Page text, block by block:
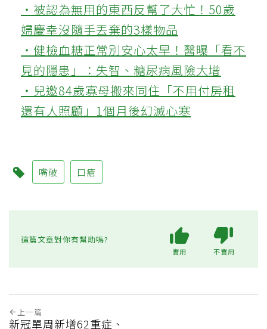
‧被認為無用的東西反幫了大忙！50歲
婦慶幸沒隨手丟棄的3樣物品
‧健檢血糖正常別安心太早！醫曝「看不
見的隱患」：失智、糖尿病風險大增
‧兒邀84歲寡母搬來同住「不用付房租
還有人照顧」1個月後幻滅心寒
嘴破 口瘡
這篇文章對你有幫助嗎?
實用 不實用
上一篇
新冠單周新增62重症、